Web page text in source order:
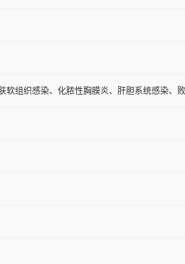
组织感染、化脓性胸膜炎、肝胆系统感染、败